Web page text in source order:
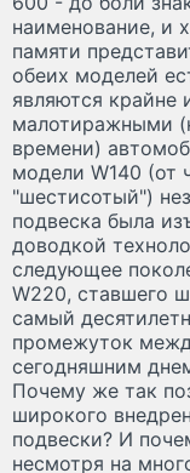
наименование, и
памяти
обеих моделей
являются
малотиражными
времени)
модели W140 (от
"шестисотый")
подвеска была
доводкой
следующее
W220, ставшего
самый
промежуток
сегодняшним
Почему же так
широкого
подвески? И
несмотря на